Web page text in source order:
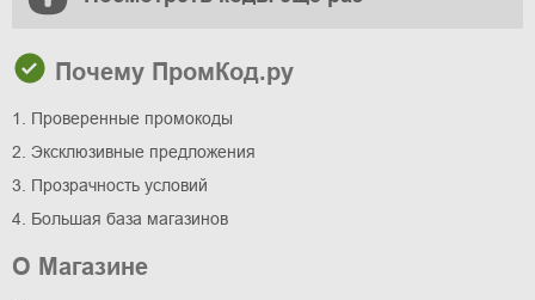
Почему ПромКод.ру
1. Проверенные промокоды
2. Эксклюзивные предложения
3. Прозрачность условий
4. Большая база магазинов
О Магазине